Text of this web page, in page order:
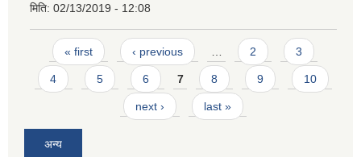
मिति: 02/13/2019 - 12:08
Pages
« first ‹ previous 2 3
4 5 6 7 8 9 10
next › last »
अन्य